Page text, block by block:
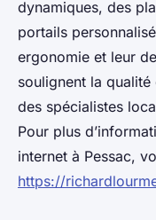
dynamiques, des
portails
ergonomie et leur
soulignent la
des spécialistes
Pour plus
internet à Pessac,
https://